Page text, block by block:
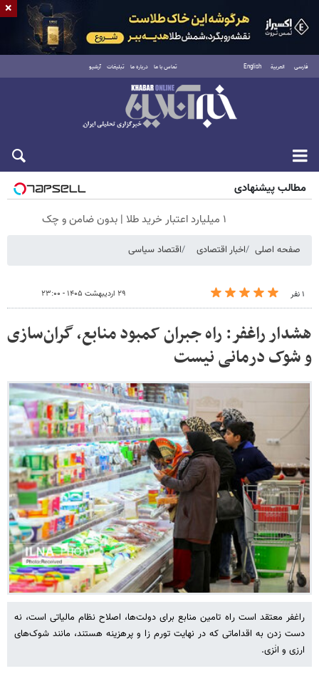
فارسی العربية English تماس با ما درباره ما تبلیغات آرشیو
شنبه ۱۷ مرداد ۱۴۰۵
مطالب پیشنهادی
۱ میلیارد اعتبار خرید طلا | بدون ضامن و چک
صفحه اصلی اخبار اقتصادی اقتصاد سیاسی
۱ نفر ۲۹ اردیبهشت ۱۴۰۵ - ۲۳:۰۰
هشدار راغفر:‌ راه جبران کمبود منابع، گران‌سازی
و شوک درمانی نیست
راغفر معتقد است راه تامین منابع برای دولت‌ها، اصلاح نظام مالیاتی است، نه
دست زدن به اقداماتی که در نهایت تورم زا و پرهزینه هستند، مانند شوک‌های
ارزی و انٰزی.
×